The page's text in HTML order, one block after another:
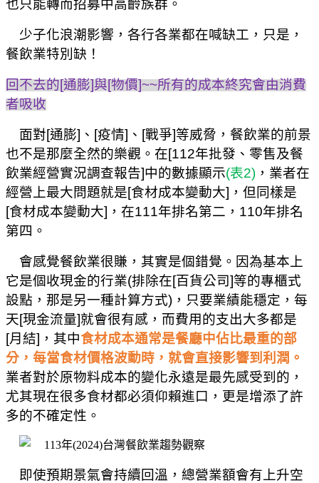
也只能轉而招募中高齡族群。
少子化浪潮影響，各行各業都在喊缺工，只是，
餐飲業特別缺！
回不去的[通膨]與[物價]~~所有的成本終究會由消費
者吸收
面對[通膨] 、 [疫情] 、 [戰爭]等威脅，餐飲業的前景
也不是那麼全然的樂觀。在[112年批發、零售及餐
飲業經營實況調查報告]中的數據顯示(表2) ，業者在
經營上最大問題就是[食材成本變動大] ，但同樣是
[食材成本變動大] ，在111年排名第二， 110年排名
第四。
會感覺餐飲業很賺，其實是個錯覺。因為基本上
它是個收現金的行業(排除在[百貨公司]等的專櫃式
設點，那是另一種計算方式) ，只要業績能穩定，每
天[現金流量]就會很有感，而費用的支出大多都是
[月結] ，其中食材成本通常是餐廳中佔比最重的部
分，每當食材價格波動時，就會直接影響到利潤。
業者對於原物料成本的變化永遠是最先感受到的，
尤其現在很多食材都必須仰賴進口，更是增添了許
多的不確定性。
即使預期景氣會持續回溫，總營業額會有上升空